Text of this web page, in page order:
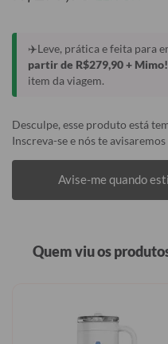
✈️Leve, prática e feita para
partir de R$279,90 + Mimo!
item da viagem.
Desculpe, esse produto está
Inscreva-se e nós te
Avise-me quando
Quem viu os